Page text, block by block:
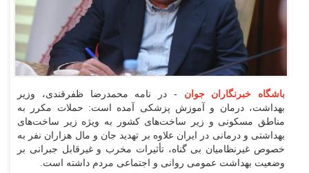
باشگاه خبرنگاران جوان - در نامه محمدرضا ظفرقندی، وزیر
بهداشت، درمان و آموزش پزشکی آمده است: حملات مکرر به
مناطق مسکونی و زیر ساخت‌های کشور به ویژه زیر ساخت‌های
بهداشتی و درمانی در ایران علاوه بر تهدید جان و مال هزاران نفر به
خصوص غیرنظامیان بی گناه، تأثیرات مخرب و غیرقابل جبرانی بر
وضعیت بهداشت عمومی روانی و اجتماعی مردم داشته است.